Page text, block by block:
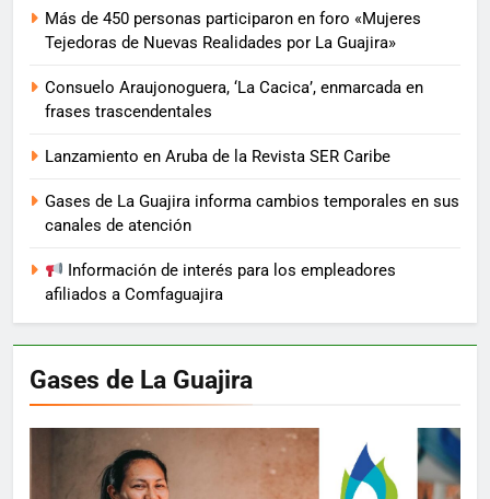
Más de 450 personas participaron en foro «Mujeres
Tejedoras de Nuevas Realidades por La Guajira»
Consuelo Araujonoguera, ‘La Cacica’, enmarcada en
frases trascendentales
Lanzamiento en Aruba de la Revista SER Caribe
Gases de La Guajira informa cambios temporales en sus
canales de atención
Información de interés para los empleadores
afiliados a Comfaguajira
Gases de La Guajira